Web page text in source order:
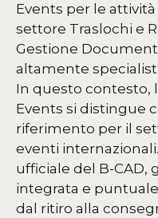
Events per le
settore Traslochi e
Gestione
altamente
In questo contesto,
Events si distingue
riferimento per il
eventi
ufficiale del B-CAD,
integrata e
dal ritiro alla